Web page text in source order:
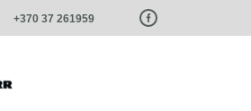
in the of the page as possible:
+370 37 261959